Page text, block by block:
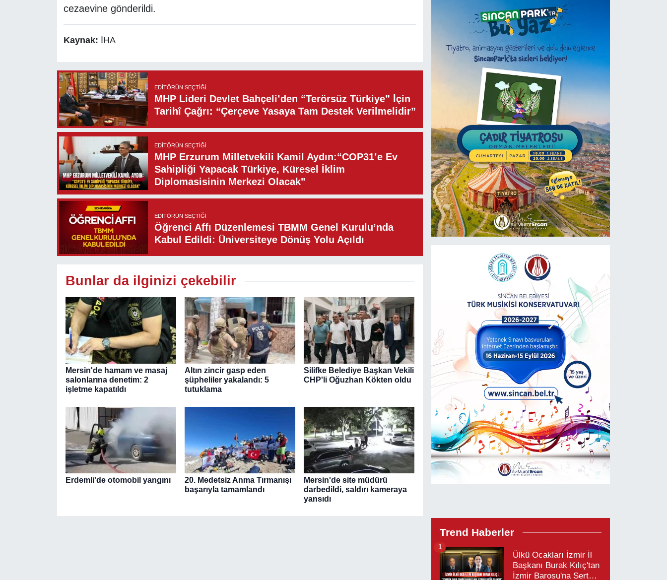
cezaevine gönderildi.
Kaynak: İHA
EDITÖRÜN SEÇTIĞI
MHP Lideri Devlet Bahçeli’den “Terörsüz Türkiye” İçin
Tarihî Çağrı: “Çerçeve Yasaya Tam Destek Verilmelidir”
EDITÖRÜN SEÇTIĞI
MHP Erzurum Milletvekili Kamil Aydın:“COP31’e Ev
Sahipliği Yapacak Türkiye, Küresel İklim
Diplomasisinin Merkezi Olacak"
EDITÖRÜN SEÇTIĞI
Öğrenci Affı Düzenlemesi TBMM Genel Kurulu’nda
Kabul Edildi: Üniversiteye Dönüş Yolu Açıldı
Bunlar da ilginizi çekebilir
Mersin'de hamam ve masaj
salonlarına denetim: 2
işletme kapatıldı
Altın zincir gasp eden
şüpheliler yakalandı: 5
tutuklama
Silifke Belediye Başkan Vekili
CHP'li Oğuzhan Kökten oldu
Erdemli'de otomobil yangını
20. Medetsiz Anma Tırmanışı
başarıyla tamamlandı
Mersin'de site müdürü
darbedildi, saldırı kameraya
yansıdı
Trend Haberler
Ülkü Ocakları İzmir İl
Başkanı Burak Kılıç'tan
İzmir Barosu'na Sert
1